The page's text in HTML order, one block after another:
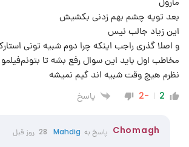
بعد تویه چشم بهم زدنی بکشیش
این زیاد جالب نیس
و اصلا گذری راجب اینکه چرا دوم شبیه تونی
مخاطب اول باید این سوال رفع بشه تا
نظرم هیچ وقت شبیه اند گیم نمیشه
2
-2 پاسخ
Chomagh پاسخ به Mahdig 28 روز قبل